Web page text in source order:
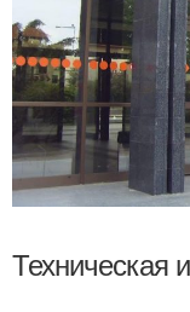
Техническая